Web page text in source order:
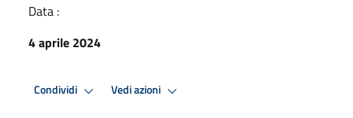
Data :
4 aprile 2024
Condividi Vedi azioni